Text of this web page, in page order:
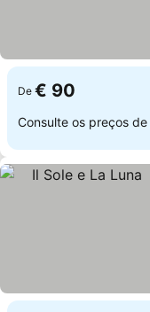
De € 90
Consulte os preços de